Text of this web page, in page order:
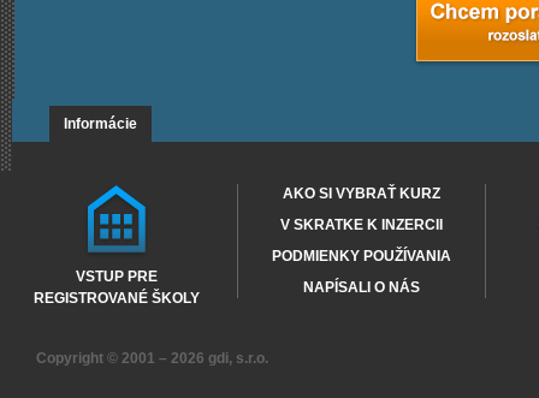
Informácie
VSTUP PRE
REGISTROVANÉ ŠKOLY
AKO SI VYBRAŤ KURZ
V SKRATKE K INZERCII
PODMIENKY POUŽÍVANIA
NAPÍSALI O NÁS
Copyright © 2001 – 2026 gdi, s.r.o.